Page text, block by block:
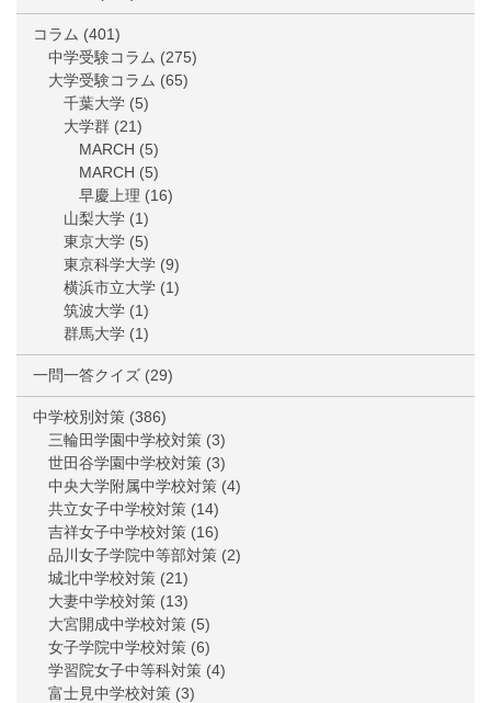
コラム (401)
中学受験コラム (275)
大学受験コラム (65)
千葉大学 (5)
大学群 (21)
MARCH (5)
MARCH (5)
早慶上理 (16)
山梨大学 (1)
東京大学 (5)
東京科学大学 (9)
横浜市立大学 (1)
筑波大学 (1)
群馬大学 (1)
一問一答クイズ (29)
中学校別対策 (386)
三輪田学園中学校対策 (3)
世田谷学園中学校対策 (3)
中央大学附属中学校対策 (4)
共立女子中学校対策 (14)
吉祥女子中学校対策 (16)
品川女子学院中等部対策 (2)
城北中学校対策 (21)
大妻中学校対策 (13)
大宮開成中学校対策 (5)
女子学院中学校対策 (6)
学習院女子中等科対策 (4)
富士見中学校対策 (3)